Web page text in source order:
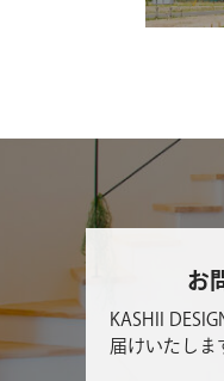
お
KASHII
届けいたしま